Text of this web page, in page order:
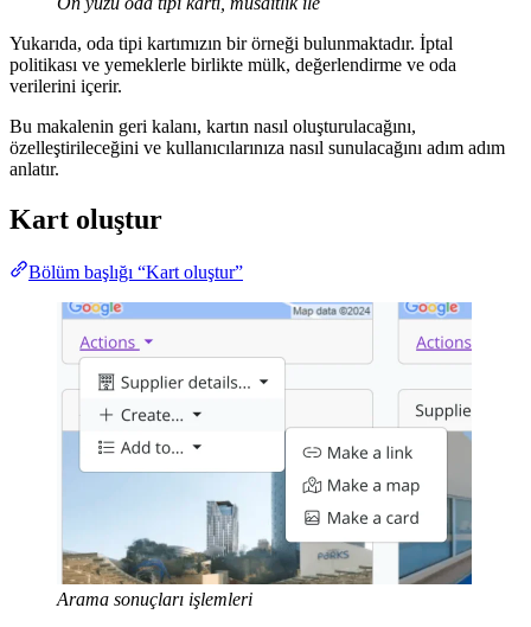
Yukarıda, oda tipi kartımızın bir örneği bulunmaktadır. İptal
politikası ve yemeklerle birlikte mülk, değerlendirme ve oda
verilerini içerir.
Bu makalenin geri kalanı, kartın nasıl oluşturulacağını,
özelleştirileceğini ve kullanıcılarınıza nasıl sunulacağını adım adım
anlatır.
Kart oluştur
Bölüm başlığı “Kart oluştur”
Arama sonuçları işlemleri